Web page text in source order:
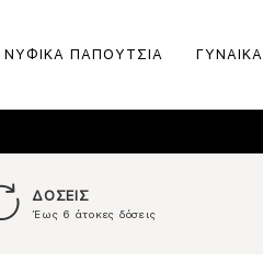
ΝΥΦΙΚΑ ΠΑΠΟΥΤΣΙΑ ΓΥΝΑΙΚΑ
ΔΟΣΕΙΣ
Έως 6 άτοκες δόσεις